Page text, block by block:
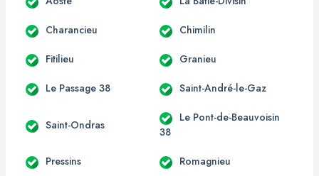
Charancieu Chimilin
Fitilieu Granieu
Le Passage 38 Saint-André-le-Gaz
Saint-Ondras
Le Pont-de-Beauvoisin
38
Pressins Romagnieu